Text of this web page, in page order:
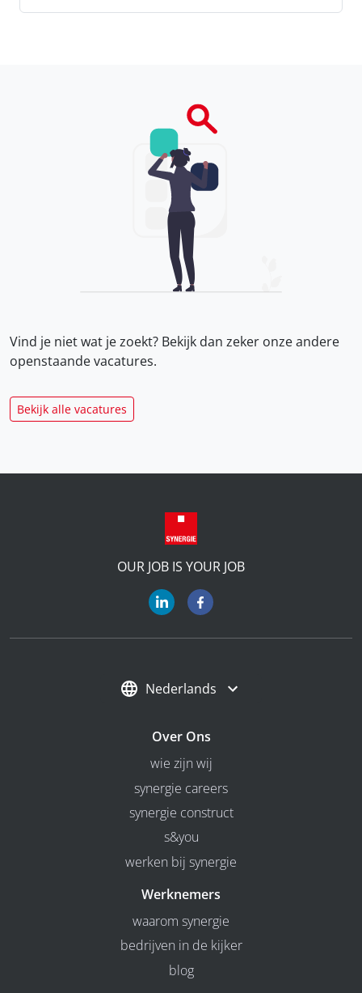
Vind je niet wat je zoekt? Bekijk dan zeker onzeandere
openstaande vacatures.
Bekijk alle vacatures
OUR JOB IS YOUR JOB
Nederlands
Over Ons
wie zijn wij
synergie careers
synergie construct
s&you
werken bij synergie
Werknemers
waarom synergie
bedrijven in de kijker
blog